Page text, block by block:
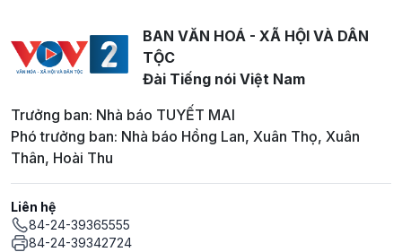
BAN VĂN HOÁ - XÃ HỘI VÀ DÂN
TỘC
Đài Tiếng nói Việt Nam
Trưởng ban: Nhà báo TUYẾT MAI
Phó trưởng ban: Nhà báo Hồng Lan, Xuân Thọ, Xuân
Thân, Hoài Thu
Liên hệ
84-24-39365555
84-24-39342724